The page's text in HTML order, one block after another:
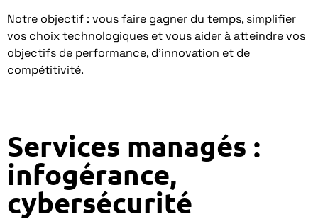
Notre objectif : vous faire gagner du temps, simplifier
vos choix technologiques et vous aider à atteindre vos
objectifs de performance, d’innovation et de
compétitivité.
Services managés :
infogérance,
cybersécurité